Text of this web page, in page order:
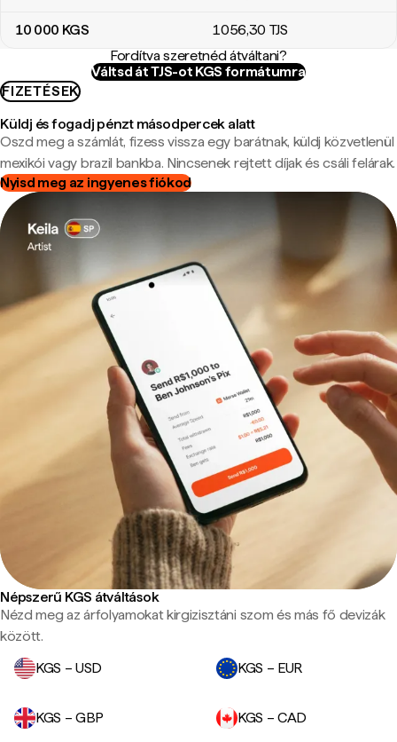
10 000 KGS 1056,30 TJS
Fordítva szeretnéd átváltani?
Váltsd át TJS-ot KGS formátumra
FIZETÉSEK
Küldj és fogadj pénzt másodpercek alatt
Oszd meg a számlát, fizess vissza egy barátnak, küldj közvetlenül
mexikói vagy brazil bankba. Nincsenek rejtett díjak és csáli felárak.
Nyisd meg az ingyenes fiókod
Népszerű KGS átváltások
Nézd meg az árfolyamokat kirgizisztáni szom és más fő devizák
között.
KGS – USD
KGS – EUR
KGS – GBP KGS – CAD